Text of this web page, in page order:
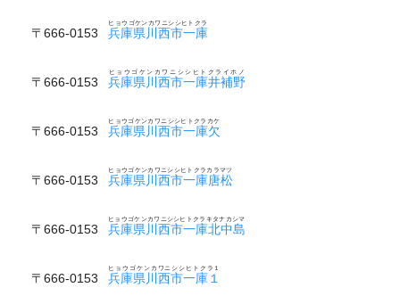
〒666-0153 兵庫県川西市一庫
ヒョウゴケンカワニシシヒトクラ
〒666-0153 兵庫県川西市一庫井補野
ヒョウゴケンカワニシシヒトクライホノ
〒666-0153 兵庫県川西市一庫欠
ヒョウゴケンカワニシシヒトクラカケ
〒666-0153 兵庫県川西市一庫唐松
ヒョウゴケンカワニシシヒトクラカラマツ
〒666-0153 兵庫県川西市一庫北中島
ヒョウゴケンカワニシシヒトクラキタナカシマ
〒666-0153 兵庫県川西市一庫１
ヒョウゴケンカワニシシヒトクラ１